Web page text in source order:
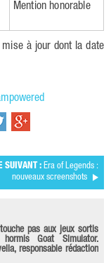
Mention honorable
à jour dont la date
SUIVANT : Era of Legends :
nouveaux screenshots
pas aux jeux sortis
Goat Simulator.
responsable rédaction